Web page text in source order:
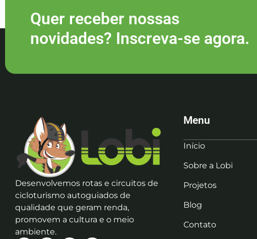
Quer receber nossas
novidades? Inscreva-se agora.
Desenvolvemos rotas e circuitos de
cicloturismo autoguiados de
qualidade que geram renda,
promovem a cultura e o meio
ambiente.
Menu
Início
Sobre a Lobi
Projetos
Blog
Contato